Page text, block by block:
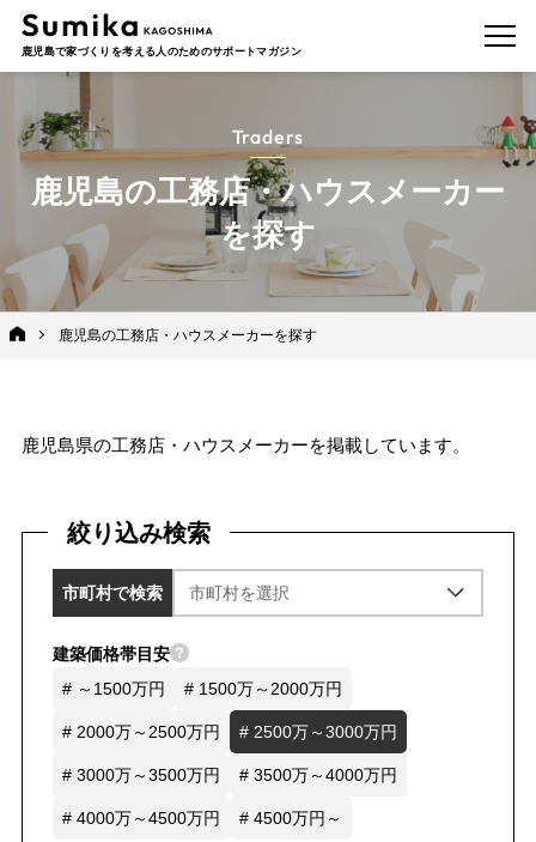
鹿児島で家づくりを考える人のためのサポートマガジン
Traders
鹿児島の工務店・ハウスメーカー
を探す
鹿児島の工務店・ハウスメーカーを探す
鹿児島県の工務店・ハウスメーカーを掲載しています。
絞り込み検索
市町村で検索
建築価格帯目安
# ～1500万円
# 1500万～2000万円
# 2000万～2500万円 # 2500万～3000万円
# 3000万～3500万円 # 3500万～4000万円
# 4000万～4500万円
# 4500万円～